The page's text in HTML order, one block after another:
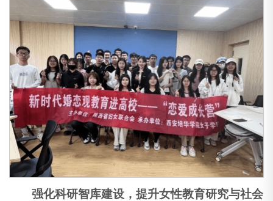
强化科研智库建设，提升女性教育研究与社会